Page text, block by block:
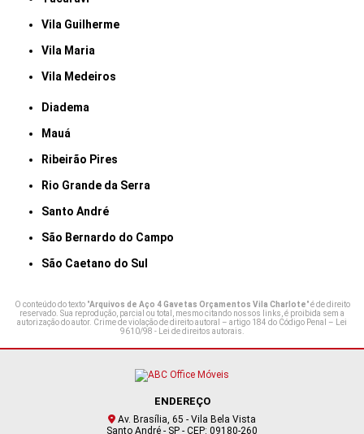
Vila Guilherme
Vila Maria
Vila Medeiros
Diadema
Mauá
Ribeirão Pires
Rio Grande da Serra
Santo André
São Bernardo do Campo
São Caetano do Sul
O conteúdo do texto "Arquivos de Aço 4 Gavetas Orçamentos Vila Charlote" é de direito
reservado. Sua reprodução, parcial ou total, mesmo citando nossos links, é proibida sem a
autorização do autor. Crime de violação de direito autoral – artigo 184 do Código Penal – Lei
9610/98 - Lei de direitos autorais.
ENDEREÇO
Av. Brasília, 65 - Vila Bela Vista
Santo André - SP - CEP: 09180-260